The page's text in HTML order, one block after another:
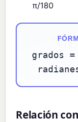
π/180
grados
Relación